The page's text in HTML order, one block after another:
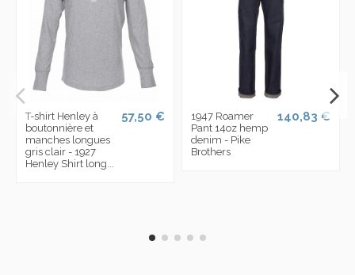
T-shirt Henley à
boutonnière et
manches longues
gris clair - 1927
Henley Shirt long...
57,50 €
1947 Roamer
Pant 14oz hemp
denim - Pike
Brothers
140,83 €